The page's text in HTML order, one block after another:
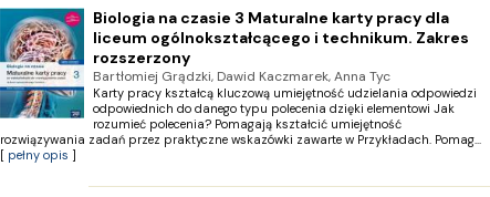
Biologia na czasie 3 Maturalne karty pracy dla
liceum ogólnokształcącego i technikum. Zakres
rozszerzony
Bartłomiej Grądzki, Dawid Kaczmarek, Anna Tyc
Karty pracy kształcą kluczową umiejętność udzielania odpowiedzi
odpowiednich do danego typu polecenia dzięki elementowi Jak
rozumieć polecenia? Pomagają kształcić umiejętność
rozwiązywania zadań przez praktyczne wskazówki zawarte w Przykładach. Pomag...
[ pełny opis ]